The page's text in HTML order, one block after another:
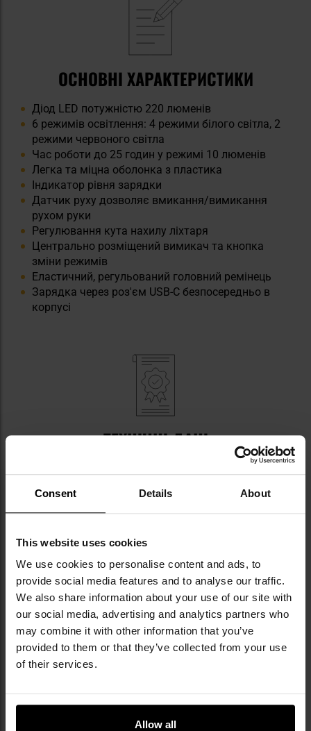
Consent Details About
This website uses cookies
We use cookies to personalise content and ads, to
provide social media features and to analyse our traffic.
We also share information about your use of our site with
our social media, advertising and analytics partners who
may combine it with other information that you’ve
provided to them or that they’ve collected from your use
of their services.
Allow all
ОСНОВНІ ХАРАКТЕРИСТИКИ
Діод LED потужністю 220 люменів
6 режимів освітлення: 4 режими білого світла, 2
режими червоного світла
Час роботи до 25 годин у режимі 10 люменів
Легка та міцна оболонка з пластика
Індикатор рівня зарядки
Датчик руху дозволяє вмикання/вимикання
рухом руки
Регулювання кута нахилу ліхтаря
Центрально розміщений вимикач та кнопка
зміни режимів
Еластичний, регульований головний ремінець
Зарядка через роз'єм USB-C безпосередньо в
корпусі
ТЕХНІЧНІ ДАНІ
Оболонка: пластик
Колір: Black
Вага: 45,8 г
Виробник:Mil-Tec, Німеччина
Інформація про виробника та техніку безпеки